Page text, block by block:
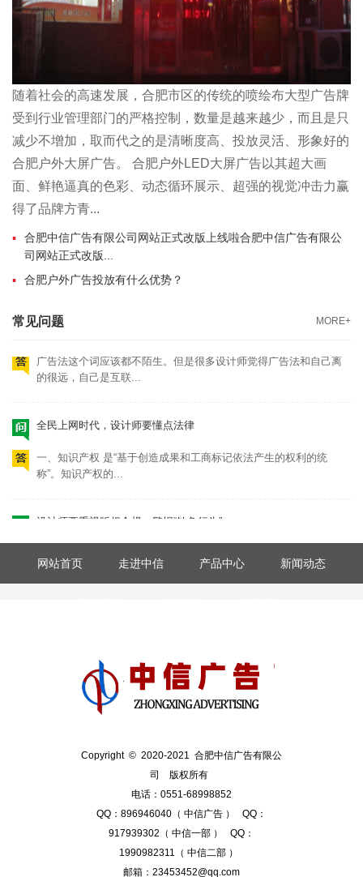
随着社会的高速发展，合肥市区的传统的喷绘布大型广告牌
受到行业管理部门的严格控制，数量是越来越少，而且是只
减少不增加，取而代之的是清晰度高、投放灵活、形象好的
合肥户外大屏广告。 合肥户外LED大屏广告以其超大画
面、鲜艳逼真的色彩、动态循环展示、超强的视觉冲击力赢
得了品牌方青...
合肥中信广告有限公司网站正式改版上线啦合肥中信广告有限公
司网站正式改版...
合肥户外广告投放有什么优势？
常见问题 MORE+
全民上网时代，设计师要懂点法律
一、知识产权 是“基于创造成果和工商标记依法产生的权利的统
称”。知识产权的...
设计师要重视版权合规，警惕“钓鱼行为”
“钓鱼”其实是互联网黑话。“钓鱼行为”是指欺骗或者诈骗的一种方
设计师要懂点法律，广告法
的很远，自己是互联...
称”。知识产权的...
式。 而在国...
设计师要懂点法律，广告法
广告法这个词应该都不陌生。但是很多设计师觉得广告法和自己离
网站首页 走进中信 产品中心 新闻动态
Copyright © 2020-2021 合肥中信广告有限公
司 版权所有
电话：0551-68998852
QQ：896946040（ 中信广告 ） QQ：
917939302（ 中信一部 ） QQ：
1990982311（ 中信二部 ）
邮箱：23453452@qq.com